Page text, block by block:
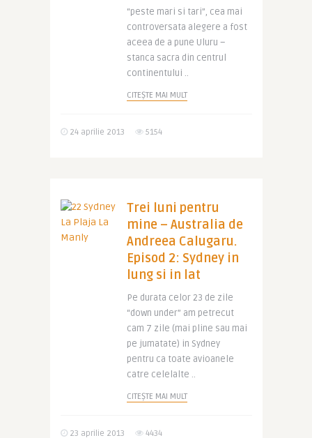
“peste mari si tari”, cea mai
controversata alegere a fost
aceea de a pune Uluru –
stanca sacra din centrul
continentului ..
CITEȘTE MAI MULT
24 aprilie 2013 5154
Trei luni pentru
mine – Australia de
Andreea Calugaru.
Episod 2: Sydney in
lung si in lat
Pe durata celor 23 de zile
“down under” am petrecut
cam 7 zile (mai pline sau mai
pe jumatate) in Sydney
pentru ca toate avioanele
catre celelalte ..
CITEȘTE MAI MULT
23 aprilie 2013 4434